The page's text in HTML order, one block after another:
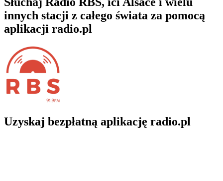
innych stacji z całego świata za pomocą
aplikacji radio.pl
Uzyskaj bezpłatną aplikację radio.pl